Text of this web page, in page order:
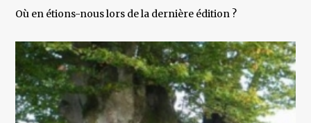
Où en étions-nous lors de la dernière édition ?